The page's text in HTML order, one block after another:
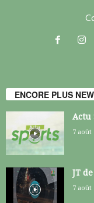
ENCORE PLUS
Actu
7 août
JT
7 août